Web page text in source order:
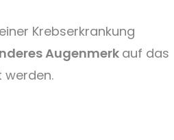
Krebserkrankung
Augenmerk auf das
werden.